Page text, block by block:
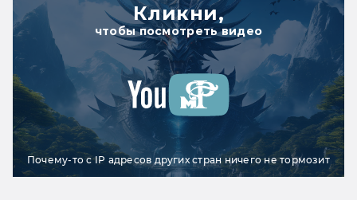
Кликни,
чтобы посмотреть видео
Почему-то с IP адресов других стран ничего не тормозит